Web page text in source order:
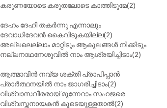
കരുണയോടെ കരുതലോടെ കാത്തിടുമേ(2)
ദേഹം ദേഹി തകർന്നു എന്നാലും
ദേവാധിദേവൻ കൈവിടുകയില്ല(2)
അല്ലലെല്ലാം മാറ്റിടും ആകുലങ്ങൾ നീക്കിടും
നല്ലനാഥനേശുവിൽ നാം ആശ്രയിച്ചിടാം(2)
ആത്മാവിൻ നവ്യ ശക്തി പ്രാപിപ്പാൻ
പ്രാർത്ഥനയിൽ നാം ജാഗരിച്ചിടാം(2)
വിശ്വാസവീരരായ്‌ മുന്നേറാം സഹജരെ
വിശ്വസ്തനായകൻ കൂടെയുള്ളതാൽ(2)